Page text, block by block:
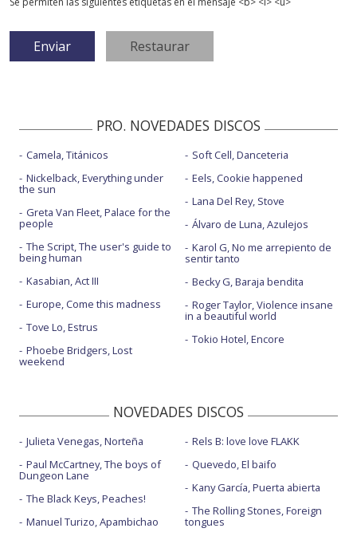
PRO. NOVEDADES DISCOS
Camela, Titánicos
Nickelback, Everything under
the sun
Greta Van Fleet, Palace for the
people
The Script, The user's guide to
being human
Kasabian, Act III
Europe, Come this madness
Tove Lo, Estrus
Phoebe Bridgers, Lost
weekend
Soft Cell, Danceteria
Eels, Cookie happened
Lana Del Rey, Stove
Álvaro de Luna, Azulejos
Karol G, No me arrepiento de
sentir tanto
Becky G, Baraja bendita
Roger Taylor, Violence insane
in a beautiful world
Tokio Hotel, Encore
NOVEDADES DISCOS
Julieta Venegas, Norteña
Paul McCartney, The boys of
Dungeon Lane
The Black Keys, Peaches!
Manuel Turizo, Apambichao
Rels B: love love FLAKK
Quevedo, El baifo
Kany García, Puerta abierta
The Rolling Stones, Foreign
tongues